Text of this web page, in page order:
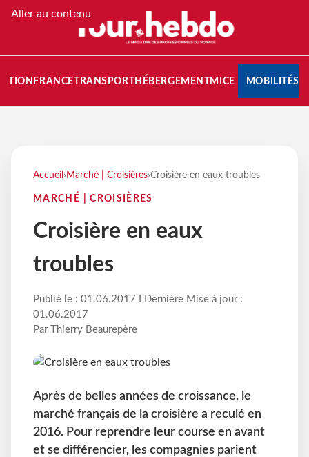
Aller au contenu
FRANCETRANSPORT HÉBERGEMENTMICE MOBILITÉS
Accueil › Marché | Croisières›Croisière en eaux troubles
MARCHÉ | CROISIÈRES
Croisière en eaux
troubles
Publié le : 01.06.2017 I Dernière Mise à jour :
01.06.2017
Par Thierry Beaurepère
Après de belles années de croissance, le
marché français de la croisière a reculé en
2016. Pour reprendre leur course en avant
et se différencier, les compagnies parient